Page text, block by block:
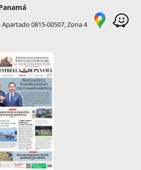
0815-00507, Zona 4